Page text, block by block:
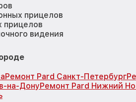
прицелов
прицелов
видения
Ремонт Pard Санкт-Петербург
на-ДонуРемонт Pard Нижний